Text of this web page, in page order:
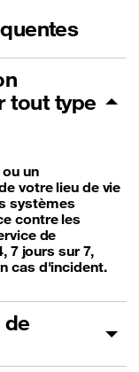
tout type
un
votre lieu de vie
systèmes
contre les
de
7 jours sur 7,
cas d'incident.